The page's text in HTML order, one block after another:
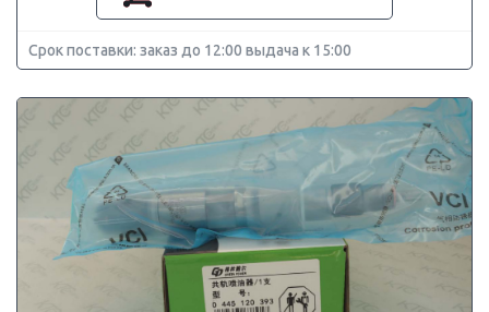
Срок поставки: заказ до 12:00 выдача к 15:00